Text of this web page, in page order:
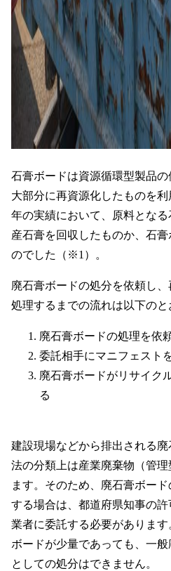
石膏ボードは資源循環型製品
大部分に再資源化したものを
年の実績において、原料となる
産石膏を回収したものか、石
のでした（※1）。
廃石膏ボードの処分を依頼し
処理するまでの流れは以下のと
廃石膏ボードの処理を依
委託相手にマニフェスト
廃石膏ボードがリサイク
る
建設現場などから排出される
法の分類上は産業廃棄物（管
ます。そのため、廃石膏ボー
する場合は、都道府県知事の
業者に委託する必要がありま
ボードが少量であっても、一般
としての処分はできません。